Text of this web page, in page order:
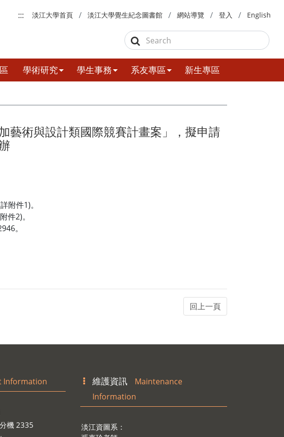
:::
淡江大學首頁 淡江大學覺生紀念圖書館 網站導覽 登入 English
學術研究 學生事務 系友專區 新生專區
藝術與設計類國際競賽計畫案」，擬申請
附件1)。
件2)。
。
Information
機 2335
維護資訊
Maintenance
Information
淡江資圖系：